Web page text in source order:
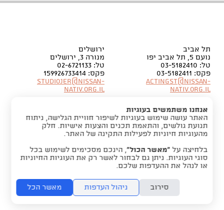
תל אביב
נועם 5, תל אביב יפו
טל: 03-5182410
פקס: 03-5182411
Actingst@nissan-
nativ.org.il
ירושלים
מנורה 3, ירושלים
טל: 02-6721133
פקס: 159926733414
Studiojer@nissan-
nativ.org.il
אנחנו משתמשים בעוגיות
האתר עושה שימוש בעוגיות לשיפור חוויית הגלישה, ניתוח
תנועת גולשים, והתאמת תכנים והצעות אישיות. חלק
מהעוגיות חיוניות לפעילות התקינה של האתר.
בלחיצה על “מאשר הכול”, הינכם מסכימים לשימוש בכל
סוגי העוגיות. ניתן גם לבחור לאשר רק את העוגיות החיוניות
או לנהל את ההעדפות שלכם.
סירוב ניהול העדפות מאשר הכל